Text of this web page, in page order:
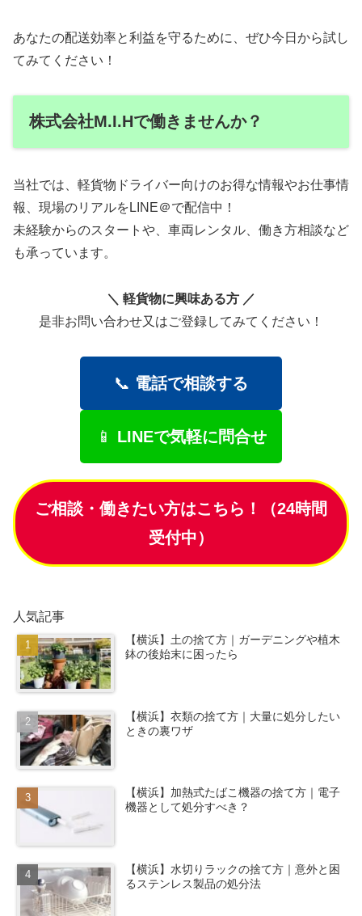
あなたの配送効率と利益を守るために、ぜひ今日から試し
てみてください！
株式会社M.I.Hで働きませんか？
当社では、軽貨物ドライバー向けのお得な情報やお仕事情
報、現場のリアルをLINE＠で配信中！
未経験からのスタートや、車両レンタル、働き方相談など
も承っています。
＼ 軽貨物に興味ある方 ／
是非お問い合わせ又はご登録してみてください！
📞 電話で相談する
📱 LINEで気軽に問合せ
ご相談・働きたい方はこちら！（24時間
受付中）
人気記事
【横浜】土の捨て方｜ガーデニングや植木
鉢の後始末に困ったら
【横浜】衣類の捨て方｜大量に処分したい
ときの裏ワザ
【横浜】加熱式たばこ機器の捨て方｜電子
機器として処分すべき？
【横浜】水切りラックの捨て方｜意外と困
るステンレス製品の処分法